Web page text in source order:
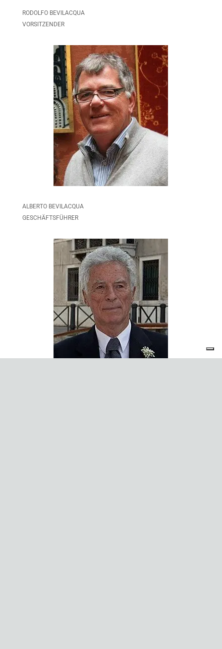
RODOLFO BEVILACQUA
VORSITZENDER
ALBERTO BEVILACQUA
GESCHÄFTSFÜHRER